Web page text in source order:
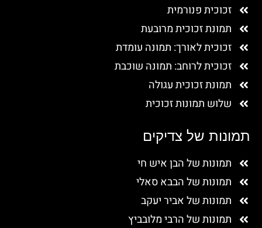
תמונות של צדיקים
תמונות של הבן איש חי
תמונות של הבבא סאלי
תמונות של אביר יעקב
תמונות של הרבי מלובביץ
זכוכית פנורמית
תמונת זכוכית מרובעת
זכוכית לאורך: תמונה עומדת
זכוכית לרוחב: תמונה שוכבת
תמונת זכוכית עגולה
שלוש תמונות זכוכית